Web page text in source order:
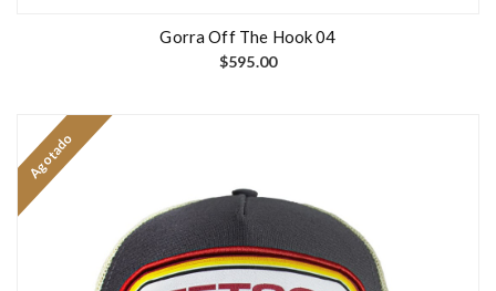
Gorra Off The Hook 04
$595.00
Agotado